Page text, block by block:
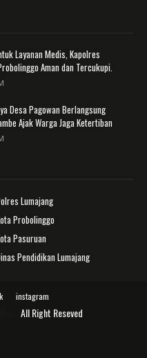
Layanan Medis, Kapolres
Aman dan Tercukupi.
Desa Pagowan Berlangsung
Ajak Warga Jaga Ketertiban
Lumajang
Probolinggo
Pasuruan
Pendidikan Lumajang
instagram
All Right Reseved